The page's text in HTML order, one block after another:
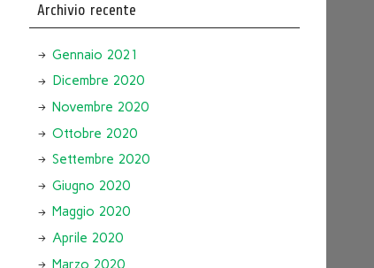
Archivio recente
Gennaio 2021
Dicembre 2020
Novembre 2020
Ottobre 2020
Settembre 2020
Giugno 2020
Maggio 2020
Aprile 2020
Marzo 2020